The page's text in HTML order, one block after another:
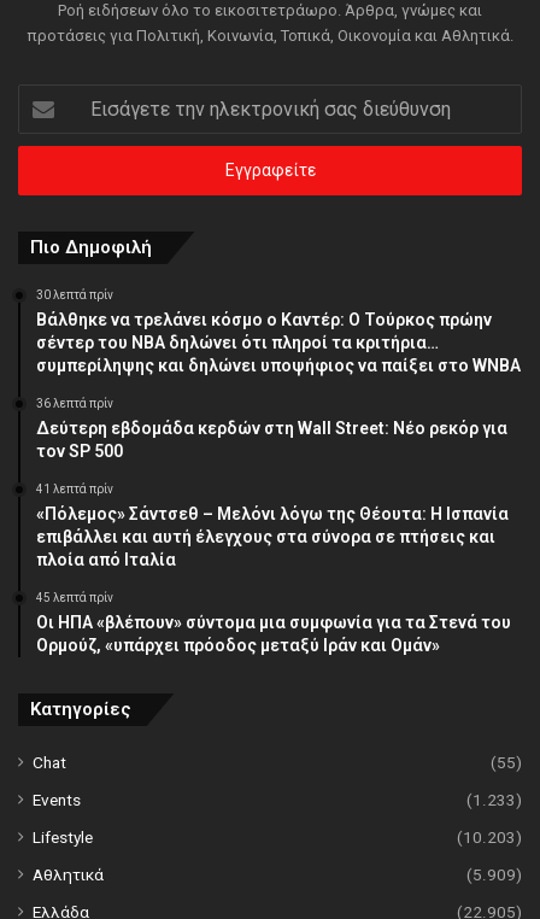
Ροή ειδήσεων όλο το εικοσιτετράωρο. Άρθρα, γνώμες και
προτάσεις για Πολιτική, Κοινωνία, Τοπικά, Οικονομία και Αθλητικά.
Εισάγετε
την
ηλεκτρονική
διεύθυνση
Πιο Δημοφιλή
30 λεπτά πρίν
Βάλθηκε να τρελάνει κόσμο ο Καντέρ: Ο Τούρκος πρώην
σέντερ του NBA δηλώνει ότι πληροί τα κριτήρια…
συμπερίληψης και δηλώνει υποψήφιος να παίξει στο WNBA
36 λεπτά πρίν
Δεύτερη εβδομάδα κερδών στη Wall Street: Νέο ρεκόρ για
τον SP 500
41 λεπτά πρίν
«Πόλεμος» Σάντσεθ – Μελόνι λόγω της Θέουτα: Η Ισπανία
επιβάλλει και αυτή έλεγχους στα σύνορα σε πτήσεις και
πλοία από Ιταλία
45 λεπτά πρίν
Οι ΗΠΑ «βλέπουν» σύντομα μια συμφωνία για τα Στενά του
Ορμούζ, «υπάρχει πρόοδος μεταξύ Ιράν και Ομάν»
Κατηγορίες
Chat
(55)
Events
(1.233)
Lifestyle
(10.203)
Αθλητικά
(5.909)
Ελλάδα
(22.905)